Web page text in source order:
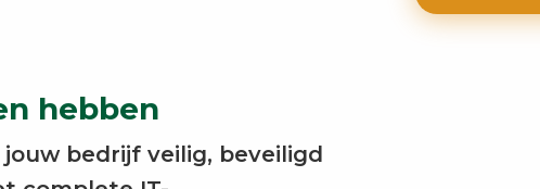
hebben
bedrijf veilig, beveiligd